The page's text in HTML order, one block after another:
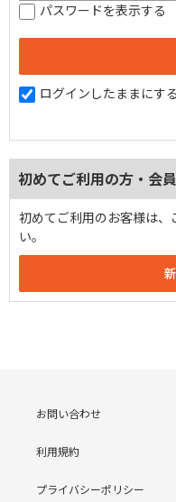
パスワードを表示する
ログインしたままにする
初めてご利用の方・会
初めてご利用のお客様は
い。
お問い合わせ
利用規約
プライバシーポリシー